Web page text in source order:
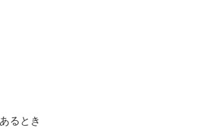
るとき